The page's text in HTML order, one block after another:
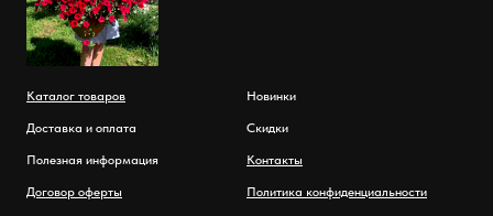
Каталог товаров
Доставка и оплата
Полезная информация
Договор оферты
Новинки
Скидки
Контакты
Политика конфиденциальности